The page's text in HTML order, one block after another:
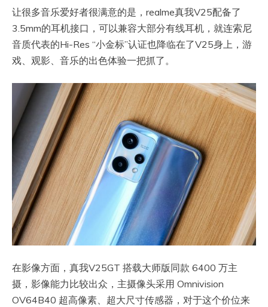
让很多音乐爱好者很满意的是，realme真我V25配备了
3.5mm的耳机接口，可以兼容大部分有线耳机，就连索尼
音质代表的Hi-Res “小金标”认证也降临在了V25身上，游
戏、观影、音乐的出色体验一把抓了。
在影像方面，真我V25GT 搭载大师版同款 6400 万主
摄，影像能力比较出众，主摄像头采用 Omnivision
OV64B40 超高像素、超大尺寸传感器，对于这个价位来